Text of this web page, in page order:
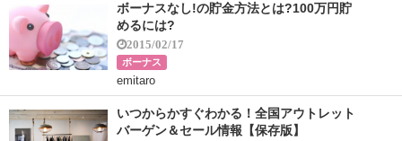
ボーナスなし!の貯金方法とは?100万円貯
めるには?
2015/02/17
ボーナス
emitaro
いつからかすぐわかる！全国アウトレット
バーゲン＆セール情報【保存版】